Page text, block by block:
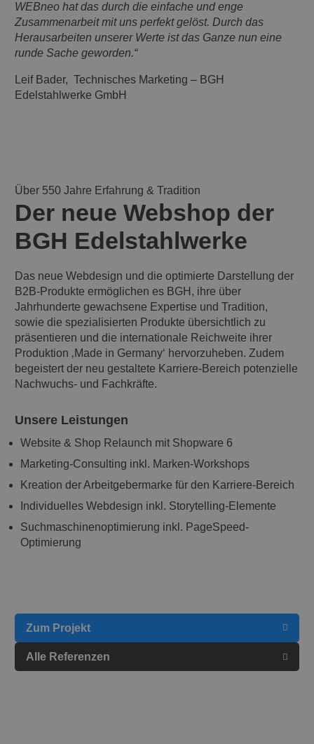
WEBneo hat das durch die einfache und enge
Zusammenarbeit mit uns perfekt gelöst. Durch das
Herausarbeiten unserer Werte ist das Ganze nun eine
runde Sache geworden.“
Leif Bader, Technisches Marketing – BGH
Edelstahlwerke GmbH
Über 550 Jahre Erfahrung & Tradition
Der neue Webshop der
BGH Edelstahlwerke
Das neue Webdesign und die optimierte Darstellung der
B2B-Produkte ermöglichen es BGH, ihre über
Jahrhunderte gewachsene Expertise und Tradition,
sowie die spezialisierten Produkte übersichtlich zu
präsentieren und die internationale Reichweite ihrer
Produktion ‚Made in Germany‘ hervorzuheben. Zudem
begeistert der neu gestaltete Karriere-Bereich potenzielle
Nachwuchs- und Fachkräfte.
Unsere Leistungen
Website & Shop Relaunch mit Shopware 6
Marketing-Consulting inkl. Marken-Workshops
Kreation der Arbeitgebermarke für den Karriere-Bereich
Individuelles Webdesign inkl. Storytelling-Elemente
Suchmaschinenoptimierung inkl. PageSpeed-
Optimierung
Zum Projekt
Alle Referenzen